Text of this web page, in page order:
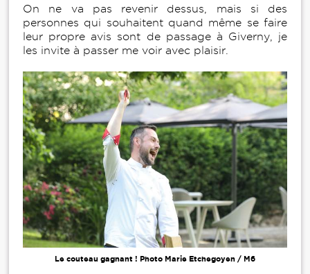
On ne va pas revenir dessus, mais si des
personnes qui souhaitent quand même se faire
leur propre avis sont de passage à Giverny, je
les invite à passer me voir avec plaisir.
Le couteau gagnant ! Photo Marie Etchegoyen / M6